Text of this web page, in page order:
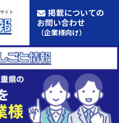
掲載についての
お問い合わせ
（企業様向け）